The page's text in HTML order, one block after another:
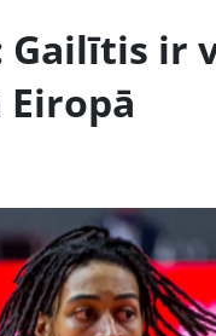
Gailītis ir